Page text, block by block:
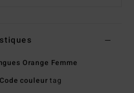
Orange Femme
Code couleurtag